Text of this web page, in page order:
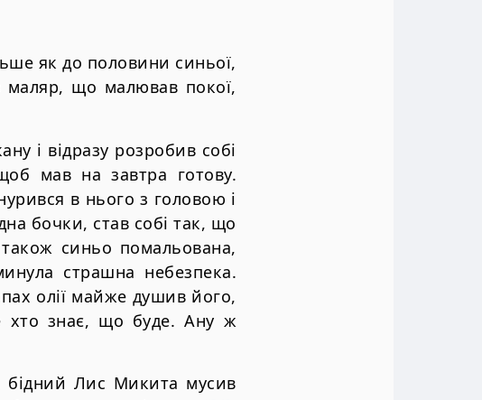
як до половини синьої,
маляр, що малював покої,
i вiдразу розробив собi
мав на завтра готову.
в нього з головою i
бочки, став собi так, що
синьо помальована,
страшна небезпека.
олiї майже душив його,
знає, що буде. Ану ж
Лис Микита мусив